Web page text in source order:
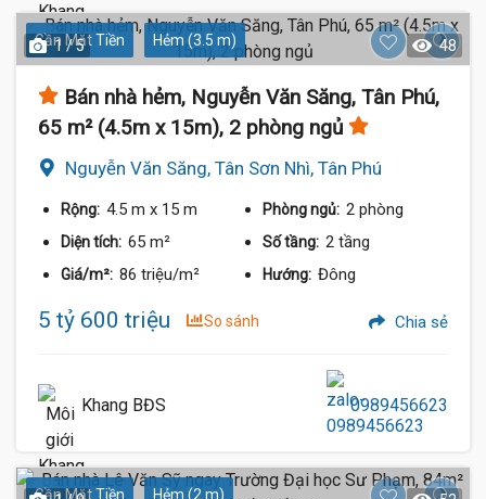
Gần Mặt Tiền Hẻm (3.5 m)
1 / 5 48
Bán nhà hẻm, Nguyễn Văn Săng, Tân Phú,
65 m² (4.5m x 15m), 2 phòng ngủ
Nguyễn Văn Săng, Tân Sơn Nhì, Tân Phú
Rộng: 4.5 m x 15 m Phòng ngủ: 2 phòng
Diện tích: 65 m² Số tầng: 2 tầng
Giá/m²: 86 triệu/m² Hướng: Đông
5 tỷ 600 triệu So sánh Chia sẻ
Khang BĐS 0989456623
Gần Mặt Tiền Hẻm (2 m)